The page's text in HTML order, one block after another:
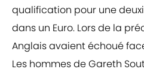
qualification pour une
dans un Euro. Lors de la
Anglais avaient échoué
Les hommes de Gareth